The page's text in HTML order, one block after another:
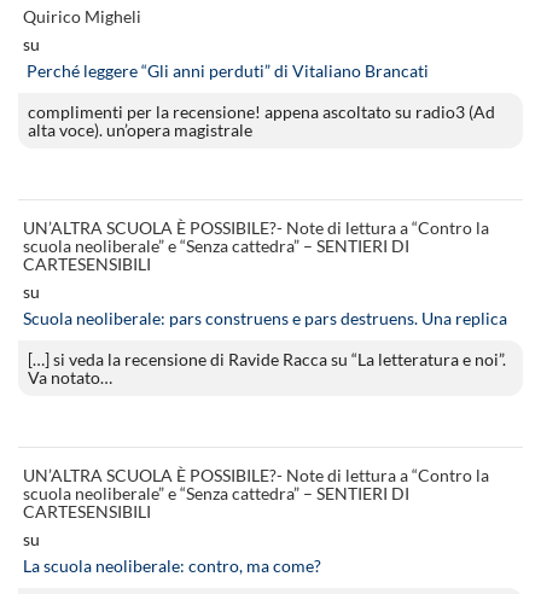
Quirico Migheli
su
Perché leggere “Gli anni perduti” di Vitaliano Brancati
complimenti per la recensione! appena ascoltato su radio3 (Ad
alta voce). un’opera magistrale
UN’ALTRA SCUOLA È POSSIBILE?- Note di lettura a “Contro la
scuola neoliberale” e “Senza cattedra” – SENTIERI DI
CARTESENSIBILI
su
Scuola neoliberale: pars construens e pars destruens. Una replica
[…] si veda la recensione di Ravide Racca su “La letteratura e noi”.
Va notato…
UN’ALTRA SCUOLA È POSSIBILE?- Note di lettura a “Contro la
scuola neoliberale” e “Senza cattedra” – SENTIERI DI
CARTESENSIBILI
su
La scuola neoliberale: contro, ma come?